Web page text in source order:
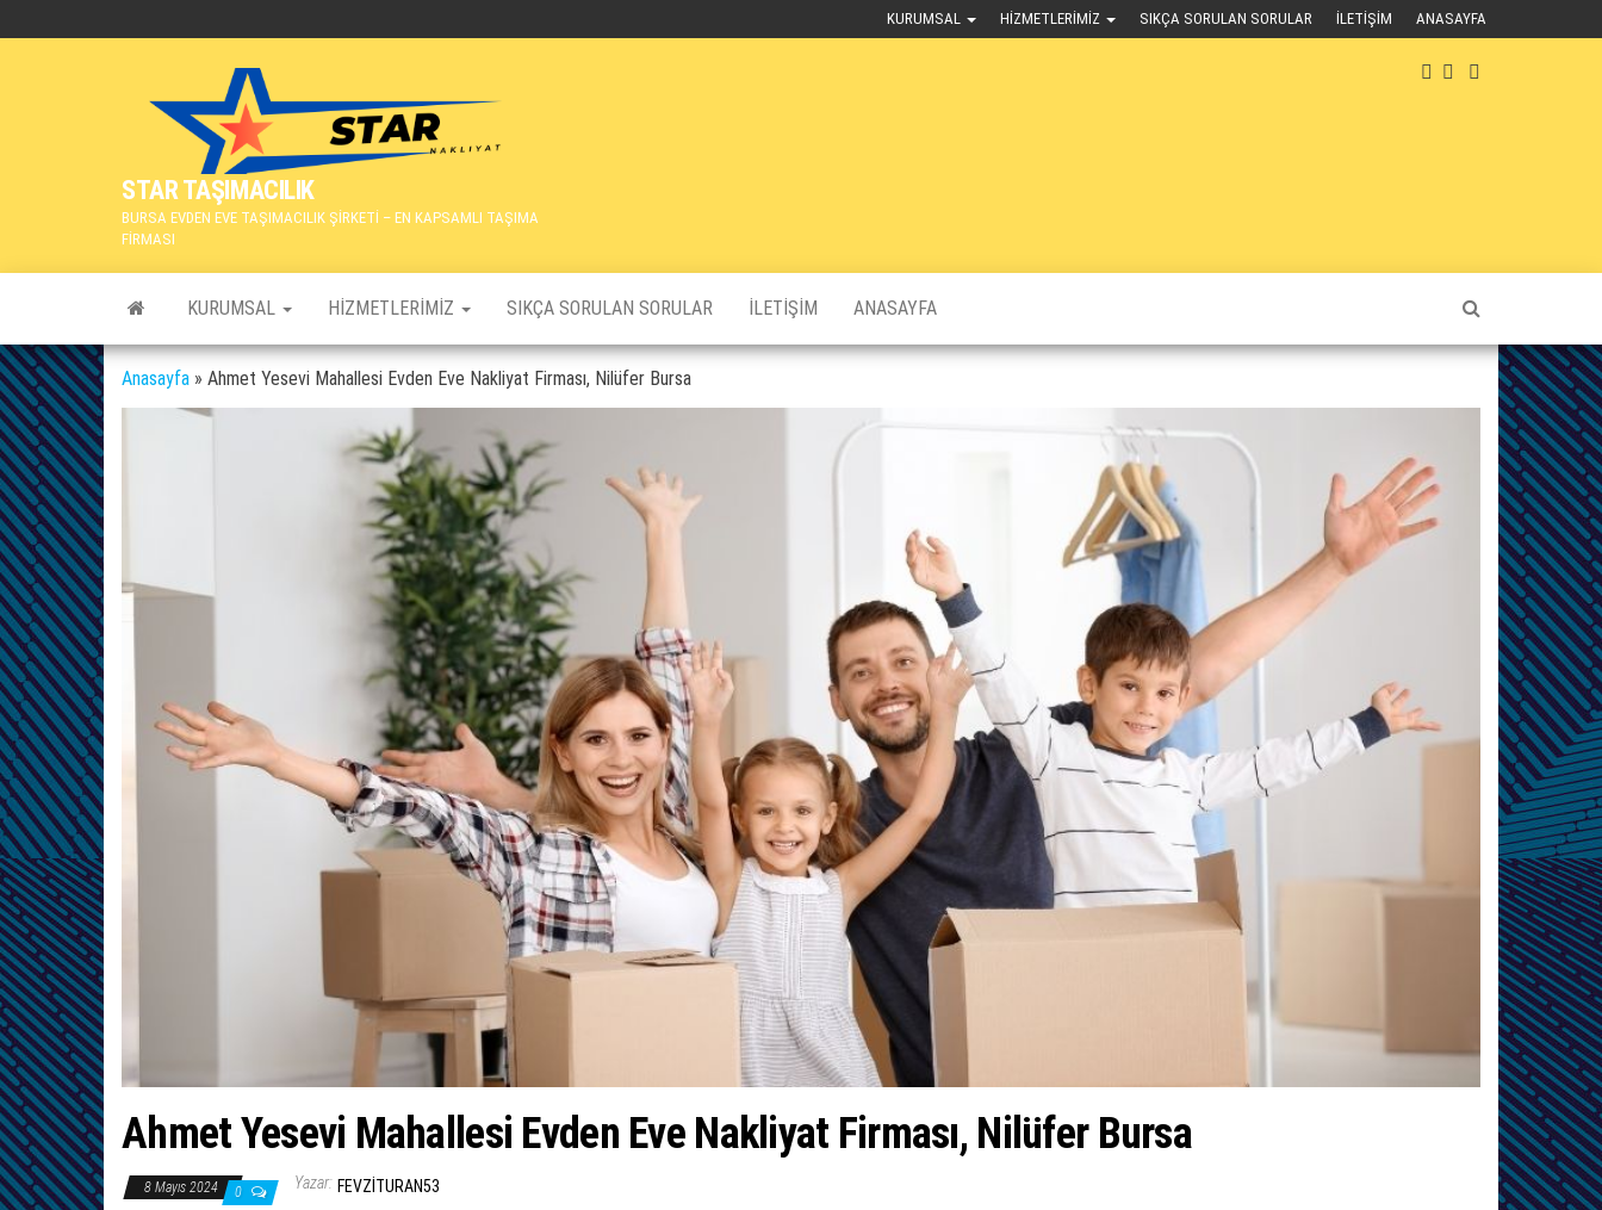
KURUMSAL HIZMETLERIMIZ SIKÇA SORULAN SORULAR İLETIŞIM ANASAYFA
STAR TAŞIMACILIK
BURSA EVDEN EVE TAŞIMACILIK ŞİRKETİ – EN KAPSAMLI TAŞIMA
FİRMASI
KURUMSAL HIZMETLERIMIZ SIKÇA SORULAN SORULAR İLETIŞIM ANASAYFA
Anasayfa » Ahmet Yesevi Mahallesi Evden Eve Nakliyat Firması, Nilüfer Bursa
Ahmet Yesevi Mahallesi Evden Eve Nakliyat Firması, Nilüfer Bursa
8 Mayıs 2024 0 Yazar: FEVZITURAN53